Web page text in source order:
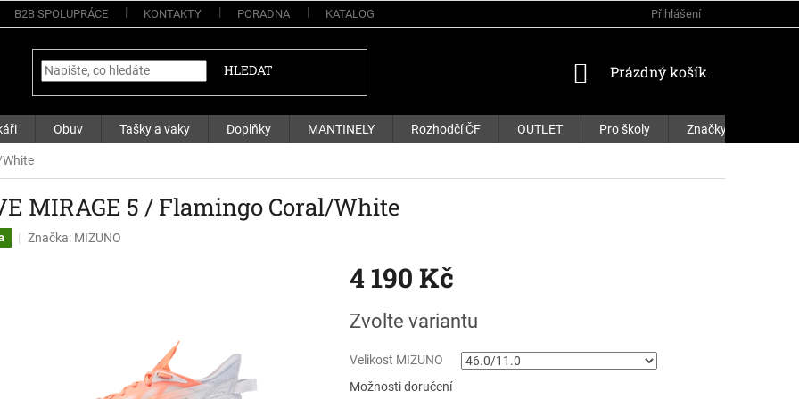
B2B SPOLUPRÁCE KONTAKTY PORADNA KATALOG Přihlášení
HLEDAT
NÁKUPNÍ
Prázdný košík
Obuv Tašky a vaky Doplňky MANTINELY Rozhodčí ČF OUTLET Pro školy Značky
White
MIRAGE 5 / Flamingo Coral/White
Značka: MIZUNO
4 190 Kč
cena:
Zvolte variantu
Velikost MIZUNO
Možnosti doručení